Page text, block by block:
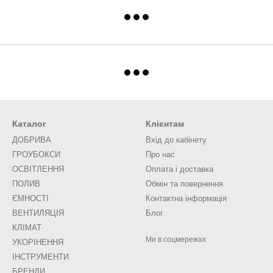
Каталог
ДОБРИВА
ГРОУБОКСИ
ОСВІТЛЕННЯ
ПОЛИВ
ЄМНОСТІ
ВЕНТИЛЯЦІЯ
КЛІМАТ
УКОРІНЕННЯ
ІНСТРУМЕНТИ
Клієнтам
Вхід до кабінету
Про нас
Оплата і доставка
Обмін та повернення
Контактна інформація
Блог
Ми в соцмережах